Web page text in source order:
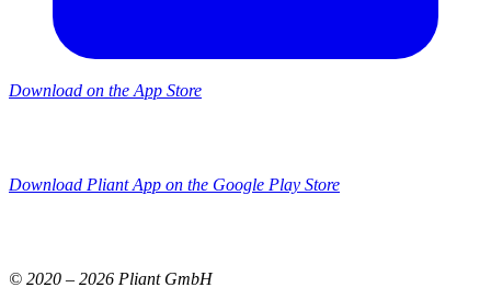
Download on the App Store
Download Pliant App on the Google Play Store
© 2020 – 2026 Pliant GmbH